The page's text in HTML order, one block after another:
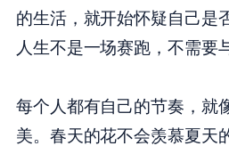
的生活，就开始怀疑自己是
人生不是一场赛跑，不需要
每个人都有自己的节奏，就
美。春天的花不会羡慕夏天